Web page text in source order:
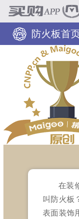
防火板首
在装
叫防火板
表面装饰